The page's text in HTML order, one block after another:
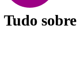
Tudo sobre